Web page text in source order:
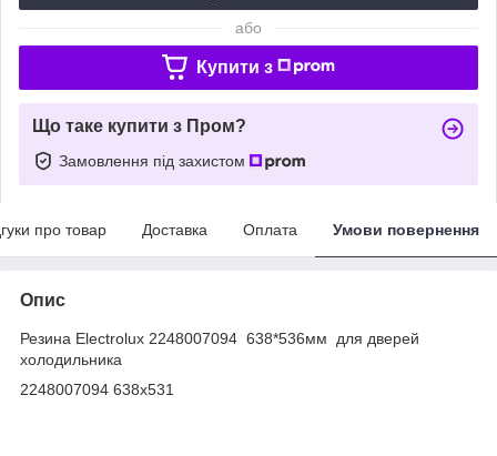
або
Купити з
Що таке купити з Пром?
Замовлення під захистом
про товар Доставка Оплата Умови повернення
Опис
Резина Electrolux 2248007094 638*536мм для дверей
холодильника
2248007094 638x531